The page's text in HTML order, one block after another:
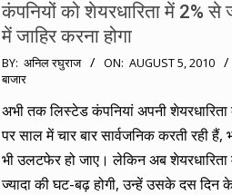
कंपनियों को शेयरधारिता में 2% से
में जाहिर करना होगा
2010-
08-
05
BY: अनिल रघुराज ON: AUGUST 5, 2010
बाजार
अभी तक लिस्टेड कंपनियां अपनी शेयरधारिता
पर साल में चार बार सार्वजनिक करती रही हैं,
भी उलटफेर हो जाए। लेकिन अब
ज्यादा की घट-बढ़ होगी, उन्हें उसके दस दिन